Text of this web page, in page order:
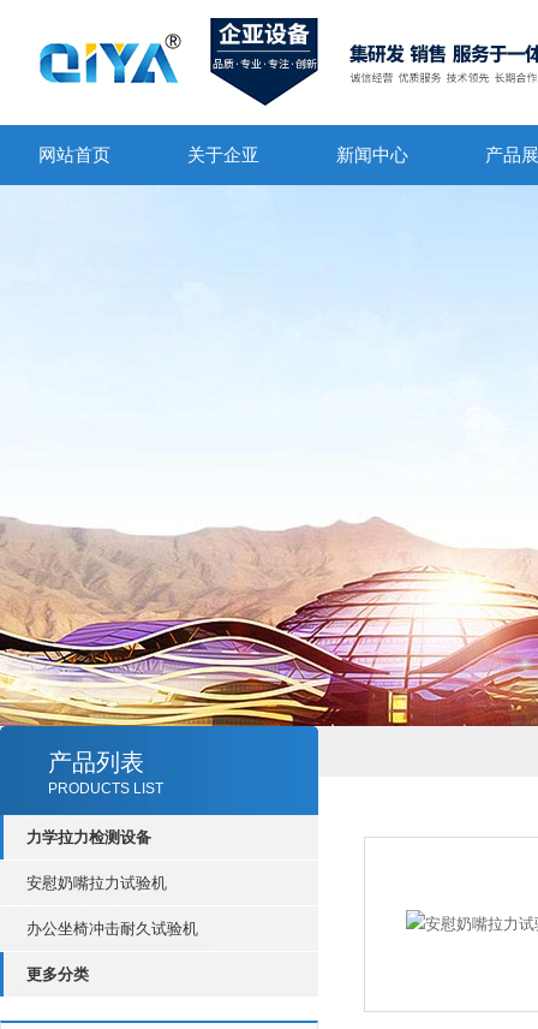
网站首页 关于企亚 新闻中心 产品
产品列表
PRODUCTS LIST
力学拉力检测设备
安慰奶嘴拉力试验机
办公坐椅冲击耐久试验机
更多分类